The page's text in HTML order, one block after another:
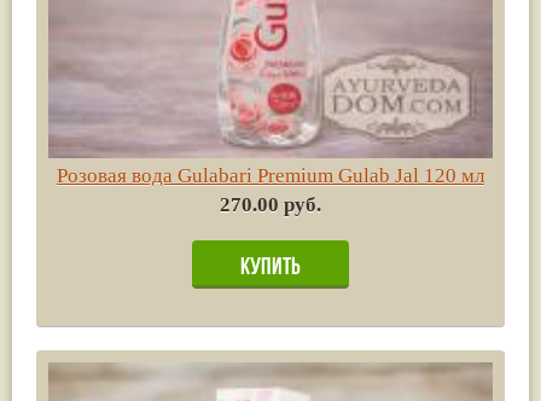
Розовая вода Gulabari Premium Gulab Jal 120 мл
270.00 руб.